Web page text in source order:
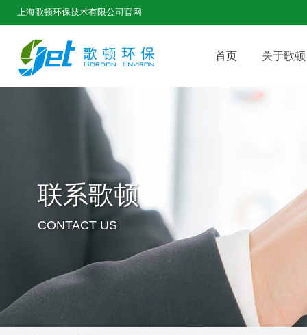
上海歌顿环保技术有限公司官网
首页 关于歌顿
联系歌顿
CONTACT US